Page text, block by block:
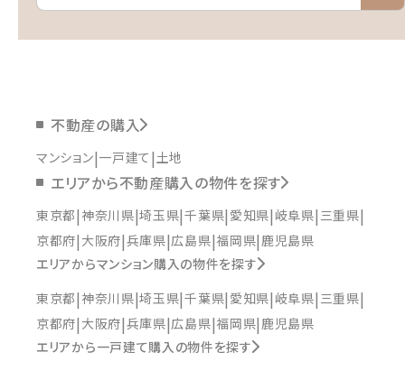
不動産の購入
マンション 一戸建て 土地
エリアから不動産購入の物件を探す
東京都 神奈川県 埼玉県 千葉県 愛知県 岐阜県 三重県
京都府 大阪府 兵庫県 広島県 福岡県 鹿児島県
エリアからマンション購入の物件を探す
東京都 神奈川県 埼玉県 千葉県 愛知県 岐阜県 三重県
京都府 大阪府 兵庫県 広島県 福岡県 鹿児島県
エリアから一戸建て購入の物件を探す